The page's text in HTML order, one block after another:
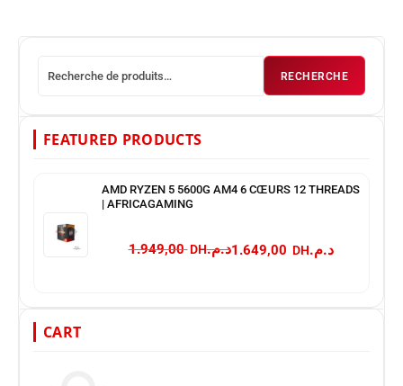
RECHERCHE
FEATURED PRODUCTS
AMD RYZEN 5 5600G AM4 6 CŒURS 12 THREADS
| AFRICAGAMING
د.م. 1.949,00 د.م.
CART